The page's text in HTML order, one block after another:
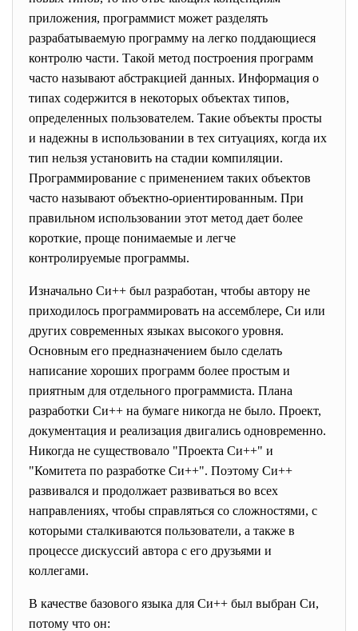
приложения, программист может разделять
разрабатываемую программу на легко поддающиеся
контролю части. Такой метод построения программ
часто называют абстракцией данных. Информация о
типах содержится в некоторых объектах типов,
определенных пользователем. Такие объекты просты
и надежны в использовании в тех ситуациях, когда их
тип нельзя установить на стадии компиляции.
Программирование с применением таких объектов
часто называют объектно-ориентированным. При
правильном использовании этот метод дает более
короткие, проще понимаемые и легче
контролируемые программы.
Изначально Си++ был разработан, чтобы автору не
приходилось программировать на ассемблере, Cи или
других современных языках высокого уровня.
Основным его предназначением было сделать
написание хороших программ более простым и
приятным для отдельного программиста. Плана
разработки Си++ на бумаге никогда не было. Проект,
документация и реализация двигались одновременно.
Никогда не существовало "Проекта Си++" и
"Комитета по разработке Си++". Поэтому Си++
развивался и продолжает развиваться во всех
направлениях, чтобы справляться со сложностями, с
которыми сталкиваются пользователи, а также в
процессе дискуссий автора с его друзьями и
коллегами.
В качестве базового языка для Си++ был выбран Cи,
потому что он: